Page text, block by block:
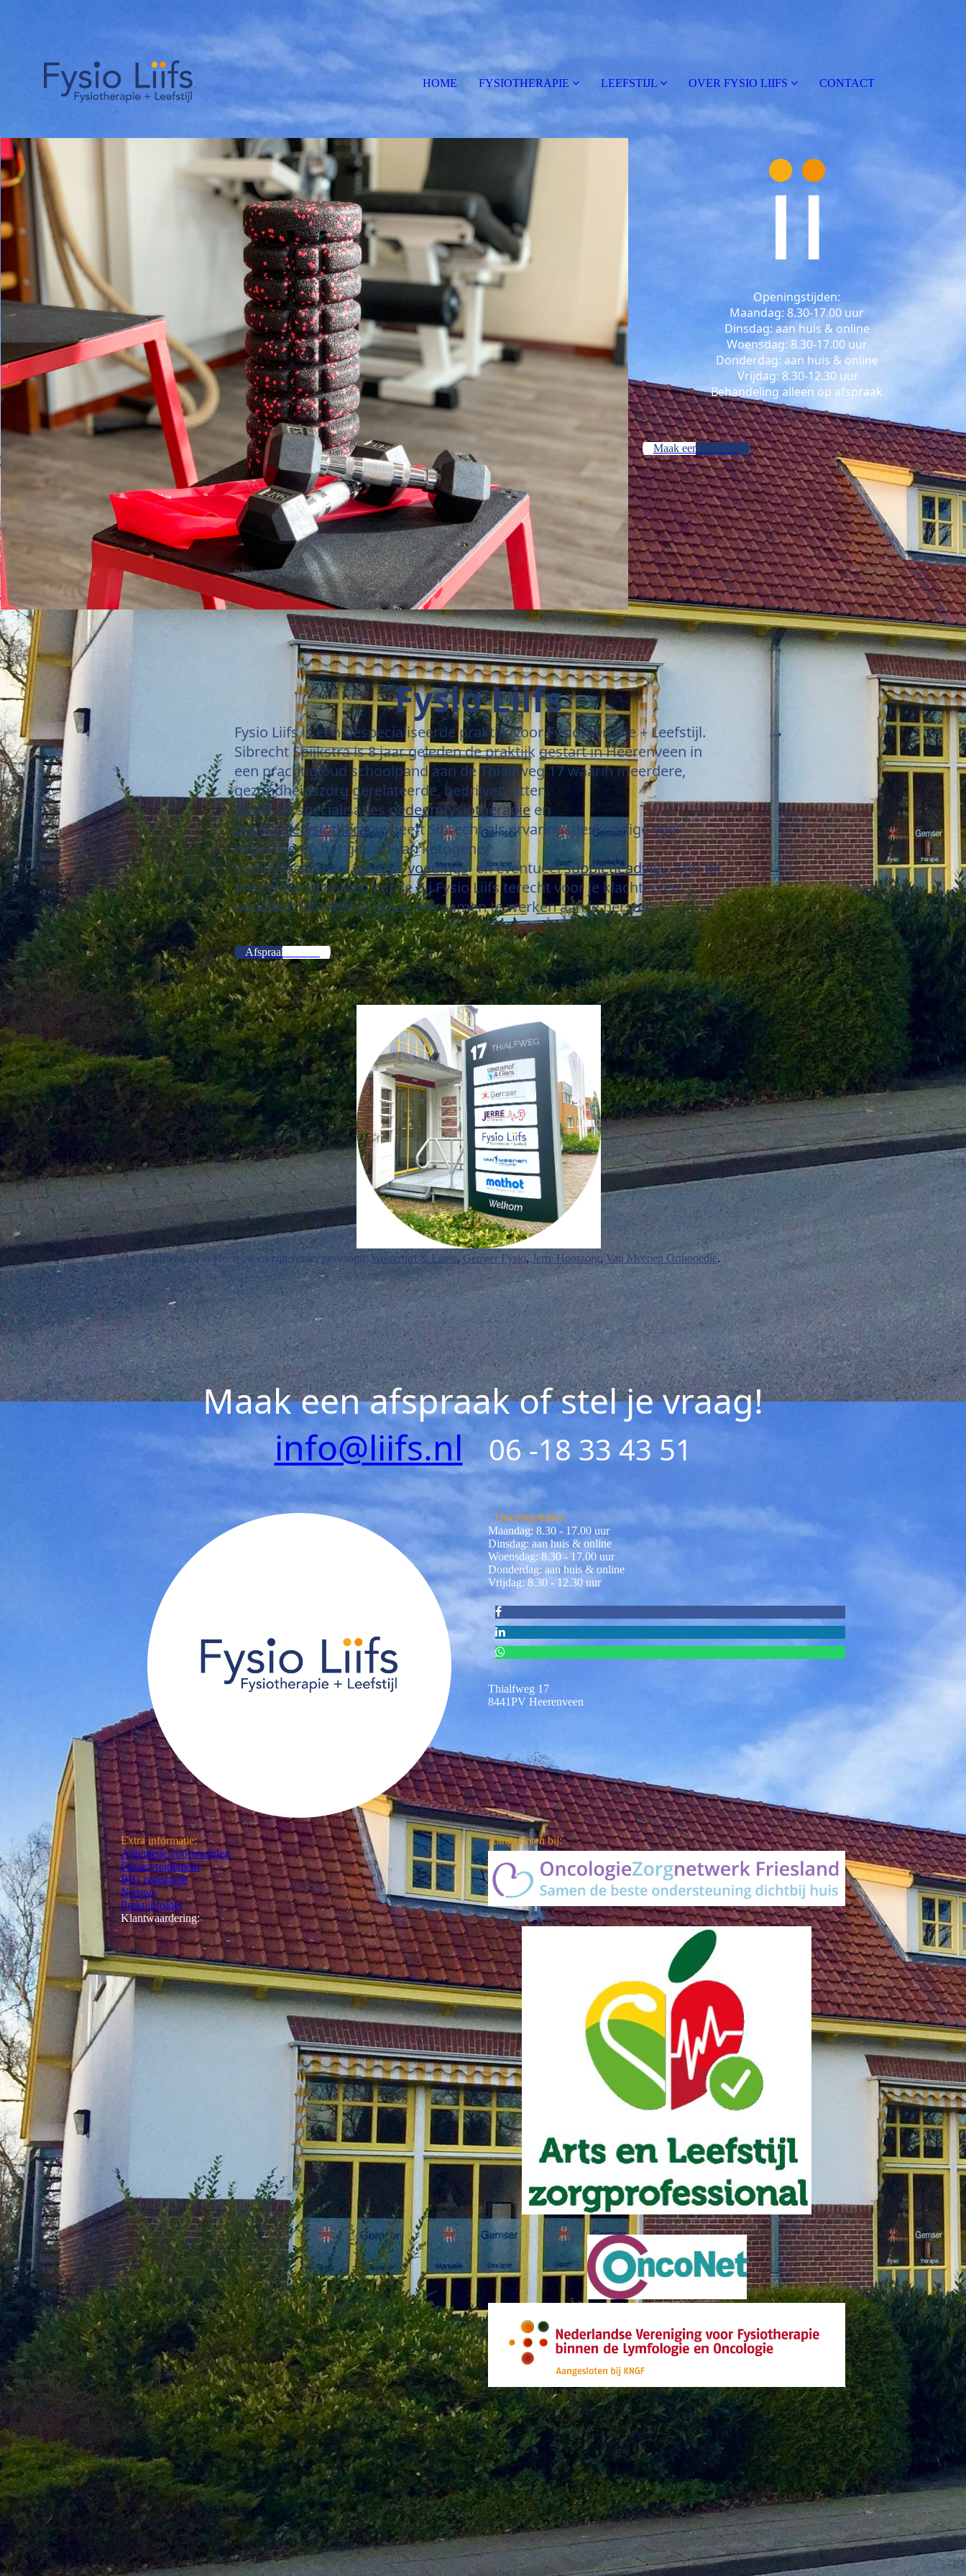
HOME FYSIOTHERAPIE LEEFSTIJL OVER FYSIO LIIFS CONTACT
Openingstijden:
Maandag: 8.30-17.00 uur
Dinsdag: aan huis & online
Woensdag: 8.30-17.00 uur
Donderdag: aan huis & online
Vrijdag: 8.30-12.30 uur
Behandeling alleen op afspraak
Maak een afspraak
Fysio Liifs
Fysio Liifs is een gespecialiseerde praktijk voor Fysiotherapie + Leefstijl.
Sibrecht Spijkstra is 8 jaar geleden de praktijk gestart in Heerenveen in
een prachtig oud schoolpand aan de Thialfweg 17 waarin meerdere,
gezondheidszorg gerelateerde, bedrijven zitten.
Naast de specialisaties oedeemfysiotherapie en
oncologiefysiotherapieheeft Sibrecht als ervaringsdeskundige veel
expertise op het gebied van ketogene/
koolhydraatarmeleefstijl,voedings- en eventueelsuppletieadvies. Met dit
pakket aan diensten kun je bij Fysio Liifs terecht voor je klachten en
begeleidt Sibrecht je graagom samen te werken aan je herstel.
Afspraak maken
Op Thialfweg 17 in Heerenveen zijn verder gevestigd: Westerhof & Eilers, Gemser Fysio,Jerre Hoorzorg, Van Meenen Orthopedie.
Maak een afspraak of stel je vraag!
info@liifs.nl
06 -18 33 43 51
Openingstijden:
Maandag: 8.30 - 17.00 uur
Dinsdag: aan huis & online
Woensdag: 8.30 - 17.00 uur
Donderdag: aan huis & online
Vrijdag: 8.30 - 12.30 uur
Thialfweg 17
8441PV Heerenveen
Extra informatie:
Algemene voorwaarden
Privacyreglement
BIG registratie
Nieuws
Praktijkfolder
Klantwaardering:
Aangesloten bij: